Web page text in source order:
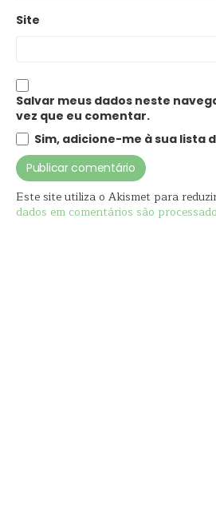
Site
Salvar meus dados neste
vez que eu comentar.
Sim, adicione-me à sua lista
Este site utiliza o Akismet para
dados em comentários são